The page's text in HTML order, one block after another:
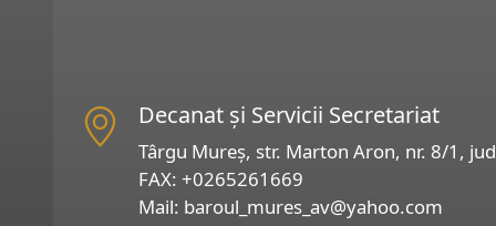
Decanat și Servicii Secretariat
Târgu Mureș, str. Marton Aron, nr. 8/1,
FAX: +0265261669
Mail: baroul_mures_av@yahoo.com